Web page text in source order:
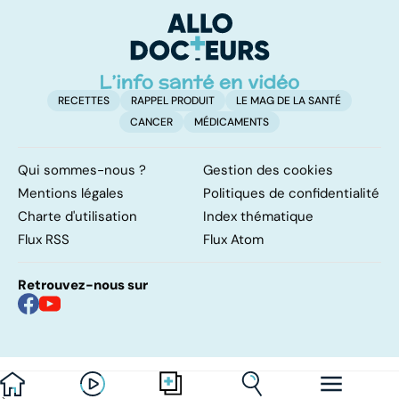
RECETTES RAPPEL PRODUIT
LE MAG DE LA SANTÉ
CANCER
MÉDICAMENTS
Qui sommes-nous ?
Gestion des cookies
Mentions légales
Politiques de confidentialité
Charte d'utilisation
Index thématique
Flux RSS
Flux Atom
Retrouvez-nous sur